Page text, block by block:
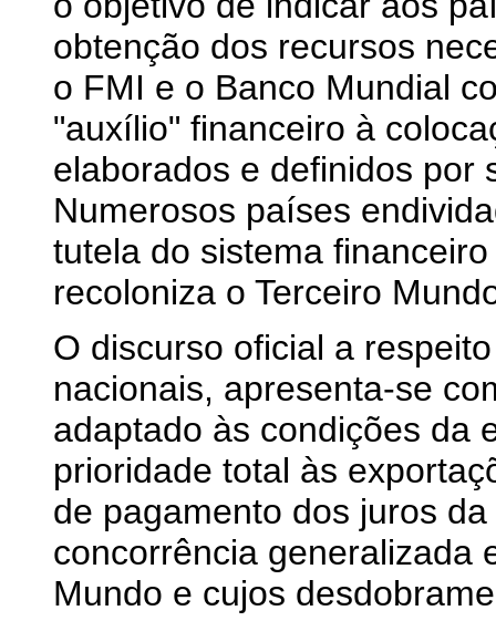
obtenção dos recursos
o FMI e o Banco Mundial
"auxílio" financeiro à
elaborados e definidos por
Numerosos países
tutela do sistema
recoloniza o Terceiro
O discurso oficial a
nacionais, apresenta-se
adaptado às condições da
prioridade total às
de pagamento dos juros
concorrência generalizada
Mundo e cujos